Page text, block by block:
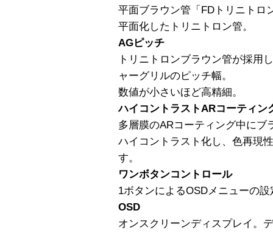
平面ブラウン管「FDトリニトロ
平面化したトリニトロン管。
AGピッチ
トリニトロンブラウン管が採用
ャーグリルのピッチ幅。
数値が小さいほど高精細。
ハイコントラストARコーティン
多層膜のARコーティング中にブ
ハイコントラスト化し、色再現
す。
ワンボタンコントロール
1ボタンによるOSDメニューの
OSD
オンスクリーンディスプレイ。